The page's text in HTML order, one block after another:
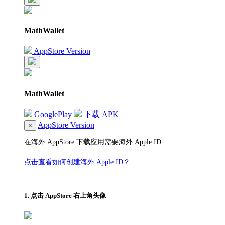
MathWallet
AppStore Version
MathWallet
GooglePlay 下载 APK
× AppStore Version
在海外 AppStore 下载应用需要海外 Apple ID
点击查看如何创建海外 Apple ID？
1. 点击 AppStore 右上角头像